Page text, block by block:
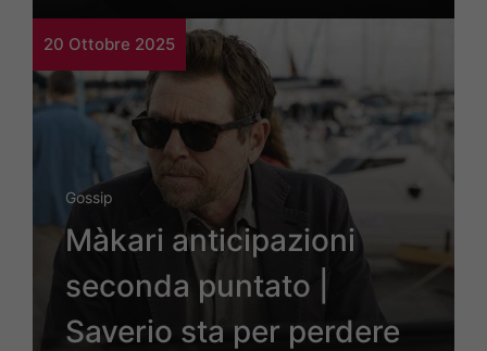
20 Ottobre 2025
Gossip
Màkari anticipazioni
seconda puntato |
Saverio sta per perdere